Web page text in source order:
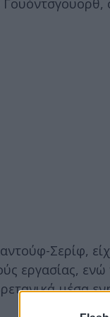
Σερίφ,
εργασίας,
μέσα